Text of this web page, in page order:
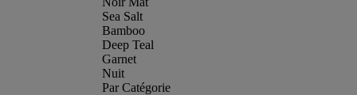
Sea Salt
Bamboo
Deep Teal
Garnet
Nuit
Par Catégorie